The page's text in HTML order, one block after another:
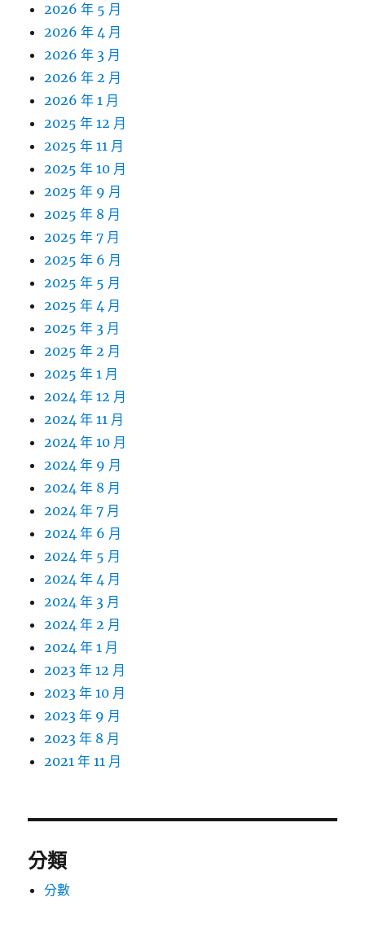
2026 年 5 月
2026 年 4 月
2026 年 3 月
2026 年 2 月
2026 年 1 月
2025 年 12 月
2025 年 11 月
2025 年 10 月
2025 年 9 月
2025 年 8 月
2025 年 7 月
2025 年 6 月
2025 年 5 月
2025 年 4 月
2025 年 3 月
2025 年 2 月
2025 年 1 月
2024 年 12 月
2024 年 11 月
2024 年 10 月
2024 年 9 月
2024 年 8 月
2024 年 7 月
2024 年 6 月
2024 年 5 月
2024 年 4 月
2024 年 3 月
2024 年 2 月
2024 年 1 月
2023 年 12 月
2023 年 10 月
2023 年 9 月
2023 年 8 月
2021 年 11 月
分類
分數